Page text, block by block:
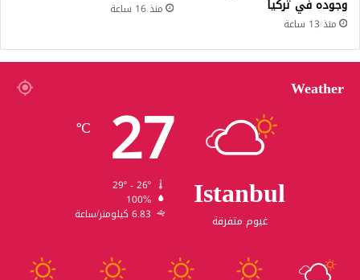
وجوده في تركيا
منذ 13 ساعة
منذ 16 ساعة
Weather
Istanbul
غيوم متفرقة
27
℃
100%
6.83 كيلومتر/ساعة